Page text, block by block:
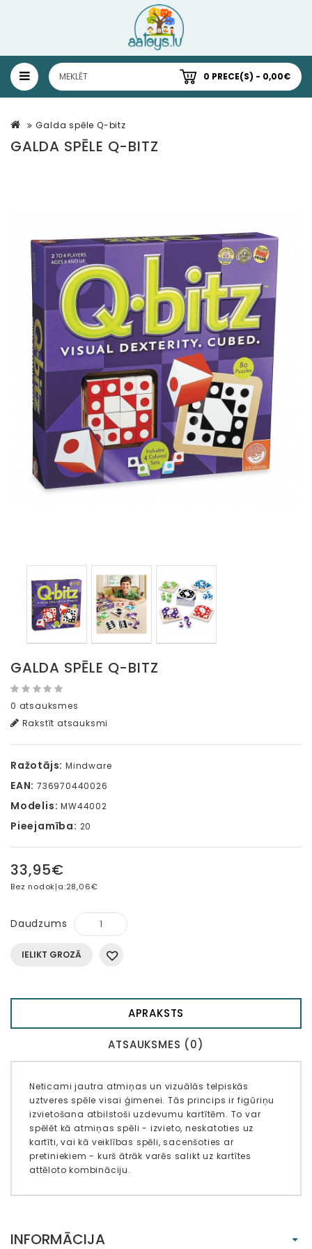
0 PRECE(S) - 0,00€
Galda spēle Q-bitz
GALDA SPĒLE Q-BITZ
GALDA SPĒLE Q-BITZ
0 atsauksmes
Rakstīt atsauksmi
Ražotājs: Mindware
EAN: 736970440026
Modelis: MW44002
Pieejamība: 20
33,95€
Bez nodokļa:28,06€
Daudzums
IELIKT GROZĀ
APRAKSTS
ATSAUKSMES (0)
Neticami jautra atmiņas un vizuālās telpiskās
uztveres spēle visai ģimenei. Tās princips ir figūriņu
izvietošana atbilstoši uzdevumu kartītēm. To var
spēlēt kā atmiņas spēli - izvieto, neskatoties uz
kartīti, vai kā veiklības spēli, sacenšoties ar
pretiniekiem - kurš ātrāk varēs salikt uz kartītes
attēloto kombināciju.
INFORMĀCIJA